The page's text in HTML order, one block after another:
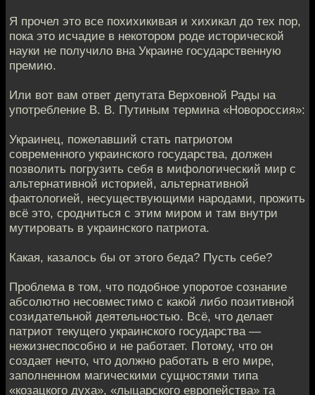
Я прочел это все похихикивая и хихикал до тех пор,
пока это исчадие в некотором роде исторической
науки не получило вна Украине государственную
премию.
Или вот вам ответ депутата Верховной Рады на
употребление В. В. Путиным термина «Новороссия»:
Украинец, пожелавший стать патриотом
современного украинского государства, должен
позволить погрузить себя в мифологический мир с
альтернативной историей, альтернативной
фактологией, несуществующими народами, прожить
всё это, сродниться с этим миром и там внутри
мутировать в украинского патриота.
Какая, казалось бы от этого беда? Пусть себе?
Проблема в том, что подобное упоротое сознание
абсолютно несовместимо с какой либо позитивной
созидательной деятельностью. Всё, что делает
патриот текущего украинского государства —
нежизнеспособно и не работает. Потому, что он
создает нечто, что должно работать в его мире,
заполненном магическими сущностями типа
«козацкого духа», «лыцарского европейства» та